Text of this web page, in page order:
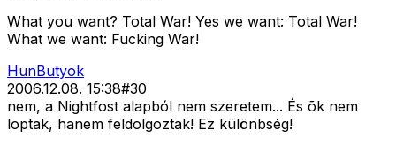
What you want? Total War! Yes we want: Total War!
What we want: Fucking War!
HunButyok
2006.12.08. 15:38#30
nem, a Nightfost alapból nem szeretem... És õk nem
loptak, hanem feldolgoztak! Ez különbség!